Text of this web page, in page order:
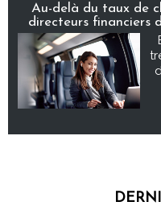
Au-delà du taux de
directeurs financiers